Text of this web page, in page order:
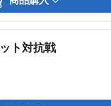
ト対抗戦